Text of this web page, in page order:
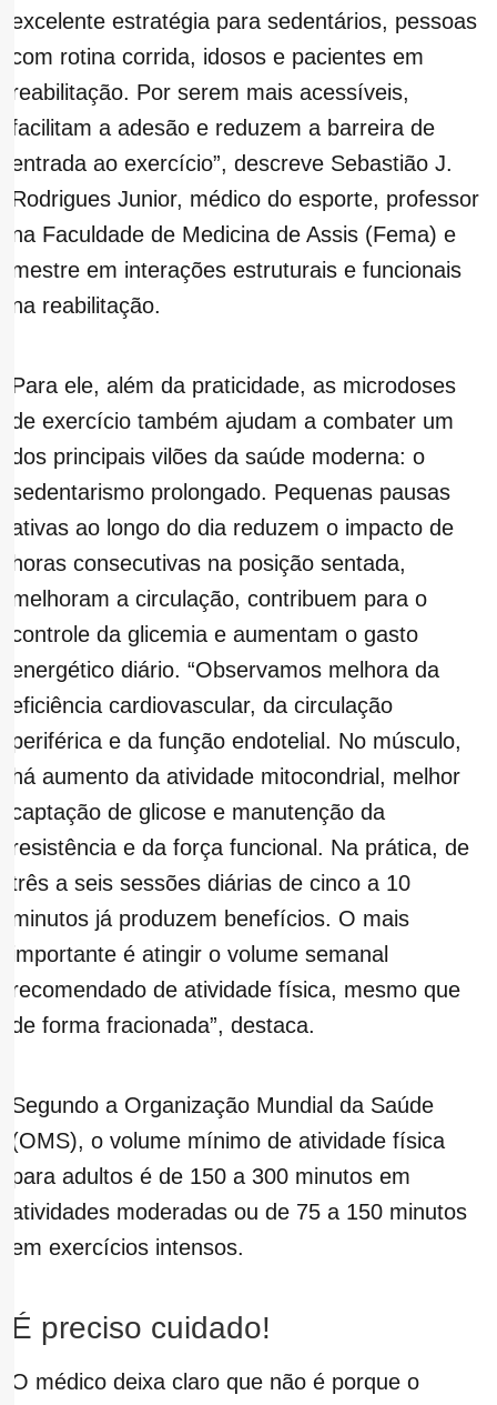
excelente estratégia para sedentários, pessoas
com rotina corrida, idosos e pacientes em
reabilitação. Por serem mais acessíveis,
facilitam a adesão e reduzem a barreira de
entrada ao exercício”, descreve Sebastião J.
Rodrigues Junior, médico do esporte, professor
na Faculdade de Medicina de Assis (Fema) e
mestre em interações estruturais e funcionais
na reabilitação.
Para ele, além da praticidade, as microdoses
de exercício também ajudam a combater um
dos principais vilões da saúde moderna: o
sedentarismo prolongado. Pequenas pausas
ativas ao longo do dia reduzem o impacto de
horas consecutivas na posição sentada,
melhoram a circulação, contribuem para o
controle da glicemia e aumentam o gasto
energético diário. “Observamos melhora da
eficiência cardiovascular, da circulação
periférica e da função endotelial. No músculo,
há aumento da atividade mitocondrial, melhor
captação de glicose e manutenção da
resistência e da força funcional. Na prática, de
três a seis sessões diárias de cinco a 10
minutos já produzem benefícios. O mais
importante é atingir o volume semanal
recomendado de atividade física, mesmo que
de forma fracionada”, destaca.
Segundo a Organização Mundial da Saúde
(OMS), o volume mínimo de atividade física
para adultos é de 150 a 300 minutos em
atividades moderadas ou de 75 a 150 minutos
em exercícios intensos.
É preciso cuidado!
O médico deixa claro que não é porque o